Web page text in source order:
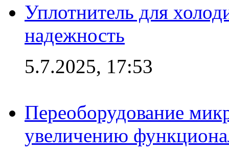
Уплотнитель для
надежность
5.7.2025, 17:53
Переоборудование
увеличению